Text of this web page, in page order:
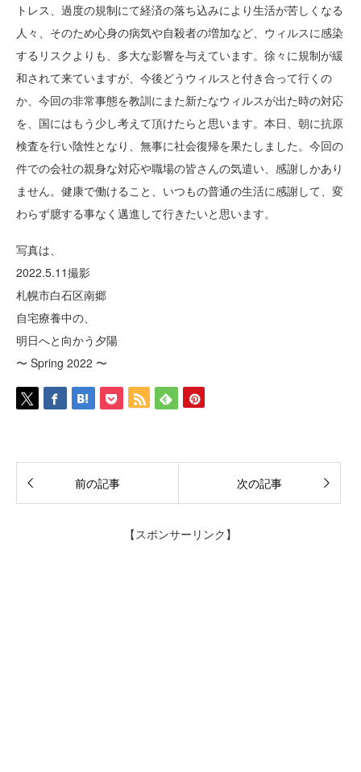
トレス、過度の規制にて経済の落ち込みにより生活が苦しくなる
人々、そのため心身の病気や自殺者の増加など、ウィルスに感染
するリスクよりも、多大な影響を与えています。徐々に規制が緩
和されて来ていますが、今後どうウィルスと付き合って行くの
か、今回の非常事態を教訓にまた新たなウィルスが出た時の対応
を、国にはもう少し考えて頂けたらと思います。本日、朝に抗原
検査を行い陰性となり、無事に社会復帰を果たしました。今回の
件での会社の親身な対応や職場の皆さんの気遣い、感謝しかあり
ません。健康で働けること、いつもの普通の生活に感謝して、変
わらず臆する事なく邁進して行きたいと思います。
写真は、
2022.5.11撮影
札幌市白石区南郷
自宅療養中の、
明日へと向かう夕陽
〜 Spring 2022 〜
前の記事 次の記事
【スポンサーリンク】